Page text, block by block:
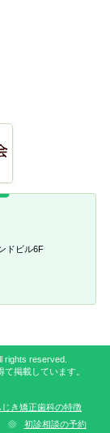
ドビル6F
reserved.
掲載しています。
じき矯正歯科の特徴
初診相談の予約